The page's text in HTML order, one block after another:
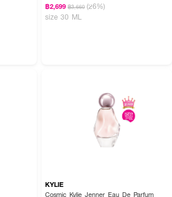
฿2,699 ฿3,660 (26%)
size 30 ML
KYLIE
Cosmic Kylie Jenner Eau De Parfum